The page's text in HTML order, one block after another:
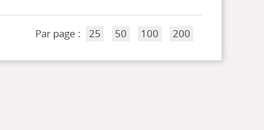
Par page : 25 50 100 200